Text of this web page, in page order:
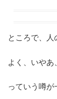
ところで、人
よく、いやあ
っていう噂が